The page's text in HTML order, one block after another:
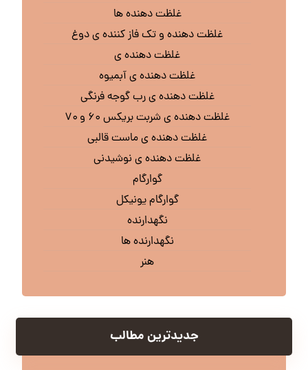
غلظت دهنده ها
غلظت دهنده و تک فاز کننده ی دوغ
غلظت دهنده ی
غلظت دهنده ی آبمیوه
غلظت دهنده ی رب گوجه فرنگی
غلظت دهنده ی شربت بریکس ۶۰ و ۷۰
غلظت دهنده ی ماست قالبی
غلظت دهنده ی نوشیدنی
گوارگام
گوارگام یونیکل
نگهدارنده
نگهدارنده ها
هنر
جدیدترین مطالب